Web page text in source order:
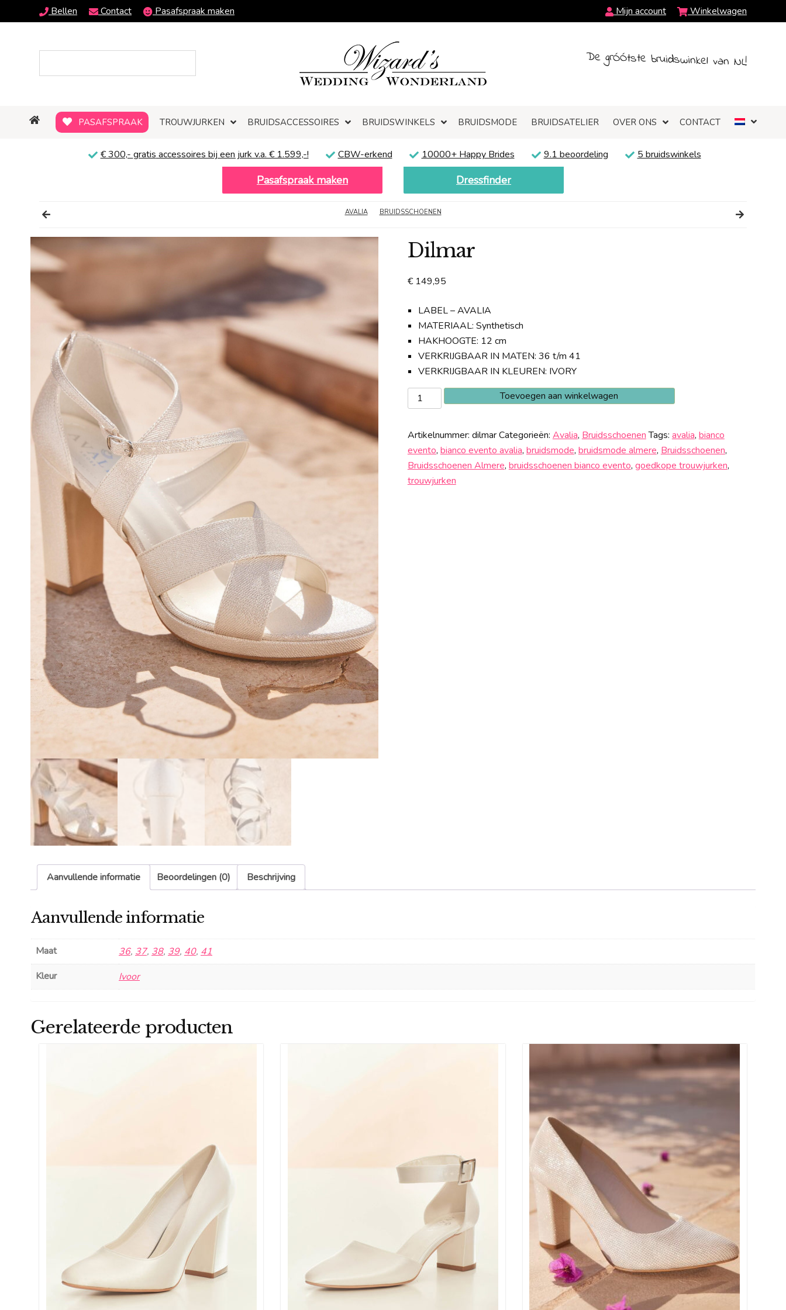
Bellen Contact Pasafspraak maken Mijn account Winkelwagen
De grÓÓtste bruidswinkel van NL!
PASAFSPRAAK TROUWJURKEN BRUIDSACCESSOIRES BRUIDSWINKELS BRUIDSMODE BRUIDSATELIER OVER ONS CONTACT
€ 300,- gratis accessoires bij een jurk v.a. € 1.599,-! CBW-erkend 10000+ Happy Brides 9.1 beoordeling 5 bruidswinkels
Pasafspraak maken Dressfinder
AVALIA BRUIDSSCHOENEN
Dilmar
€149,95
LABEL – AVALIA
MATERIAAL: Synthetisch
HAKHOOGTE: 12 cm
VERKRIJGBAAR IN MATEN: 36 t/m 41
VERKRIJGBAAR IN KLEUREN: IVORY
Dilmar
aantal
Toevoegen aan winkelwagen
Artikelnummer: dilmarCategorieën: Avalia, Bruidsschoenen Tags: avalia, bianco
evento, bianco evento avalia, bruidsmode, bruidsmode almere, Bruidsschoenen,
Bruidsschoenen Almere, bruidsschoenen bianco evento, goedkope trouwjurken,
trouwjurken
Aanvullende informatie Beoordelingen (0) Beschrijving
Aanvullende informatie
Maat 36, 37, 38, 39, 40, 41
Kleur
Ivoor
Gerelateerde producten